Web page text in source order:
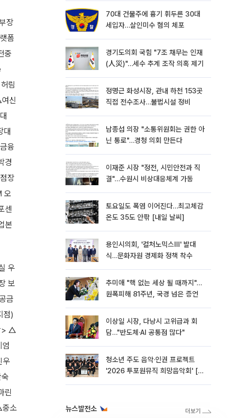
장
폼
중
림
신
대
융
경
장
오
센
본
우
보
금
점)
> △
우
린
소
70대 건물주에 흉기 휘두른 30대
세입자…살인미수 혐의 체포
경기도의회 국힘 "7조 채무는 인재
(人災)"…세수 추계 조작 의혹 제기
정명근 화성시장, 관내 하천 153곳
직접 전수조사…불법시설 정비
남종섭 의장 "소통위원회는 권한 아
닌 통로"…경청 의회 만든다
이재준 시장 "정전, 시민안전과 직
결"…수원시 비상대응체계 가동
토요일도 폭염 이어진다…최고체감
온도 35도 안팎 [내일 날씨]
용인시의회, '컬처노믹스Ⅲ' 발대
식…문화자원 경제화 정책 착수
추미애 "핵 없는 세상 될 때까지"…
원폭피해 81주년, 국경 넘은 증언
이상일 시장, 다낭시 고위급과 회
담…"반도체·AI 공통점 많다"
청소년 주도 음악·인권 프로젝트
'2026 투포원뮤직 희망음악회' [포
뉴스발전소